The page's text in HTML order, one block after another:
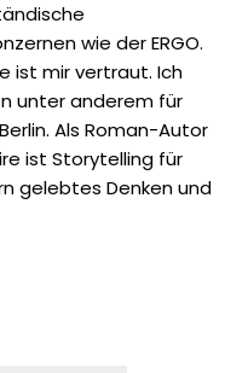
wie der ERGO.
ist mir vertraut. Ich
unter anderem für
Als Roman-Autor
ist Storytelling für
gelebtes Denken und